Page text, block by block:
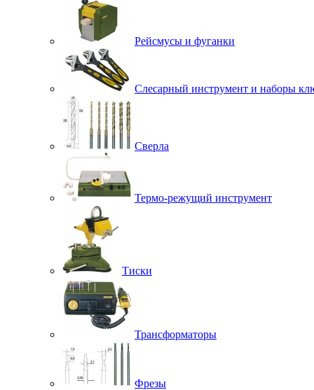
Рейсмусы и фуганки
Слесарный инструмент и наборы
Сверла
Термо-режущий инструмент
Тиски
Трансформаторы
Фрезы